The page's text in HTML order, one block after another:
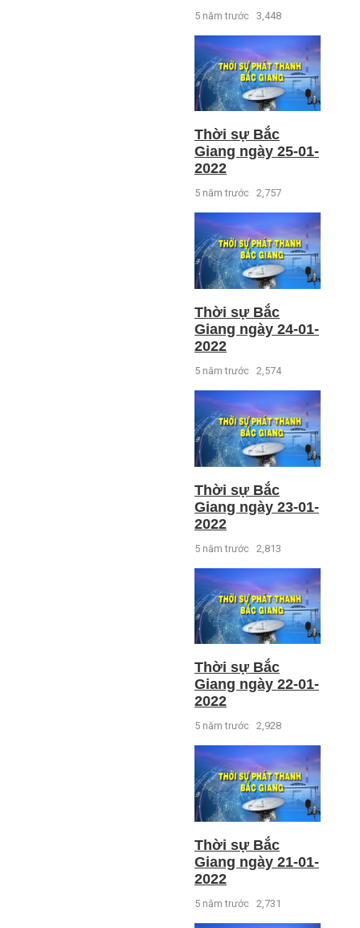
5 năm trước 3,448
Thời sự Bắc
Giang ngày 25-01-
2022
5 năm trước 2,757
Thời sự Bắc
Giang ngày 24-01-
2022
5 năm trước 2,574
Thời sự Bắc
Giang ngày 23-01-
2022
5 năm trước 2,813
Thời sự Bắc
Giang ngày 22-01-
2022
5 năm trước 2,928
Thời sự Bắc
Giang ngày 21-01-
2022
5 năm trước 2,731